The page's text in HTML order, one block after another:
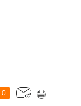
0